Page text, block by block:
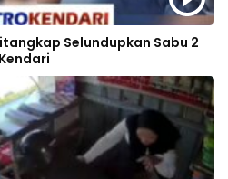
Selundupkan Sabu 2